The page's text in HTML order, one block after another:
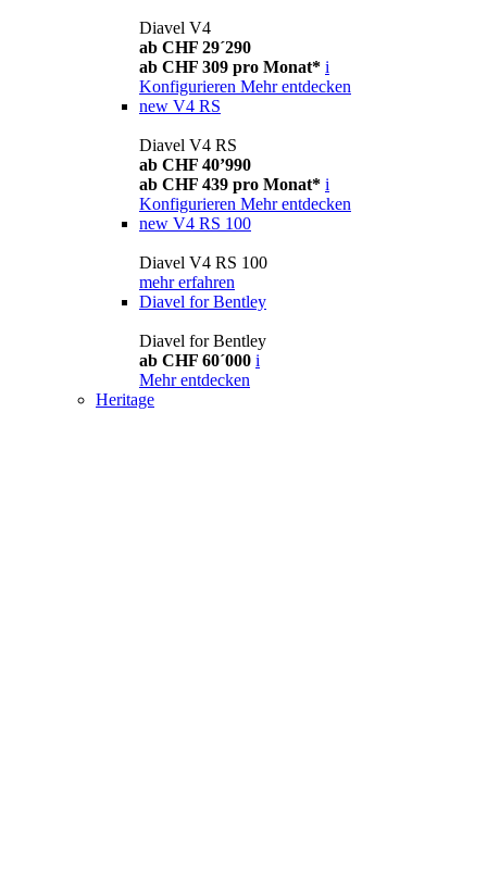
Diavel V4
ab CHF 29´290
ab CHF 309 pro Monat* i
Konfigurieren Mehr entdecken
new V4 RS
Diavel V4 RS
ab CHF 40’990
ab CHF 439 pro Monat* i
Konfigurieren Mehr entdecken
new V4 RS 100
Diavel V4 RS 100
mehr erfahren
Diavel for Bentley
Diavel for Bentley
ab CHF 60´000 i
Mehr entdecken
Heritage